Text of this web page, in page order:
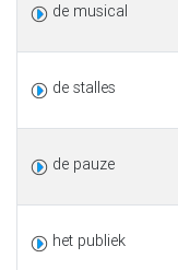
de musical
de stalles
de pauze
het publiek